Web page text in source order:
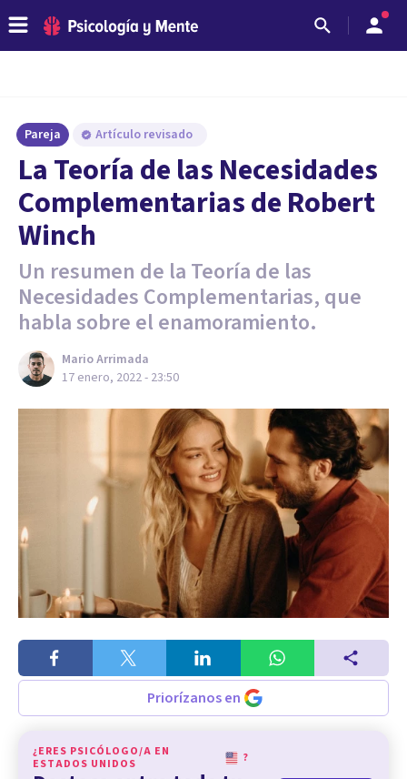
Pareja Artículo revisado
La Teoría de las Necesidades
Complementarias de Robert
Winch
Un resumen de la Teoría de las
Necesidades Complementarias, que
habla sobre el enamoramiento.
Mario Arrimada
17 enero, 2022 - 23:50
Priorízanos en
¿ERES PSICÓLOGO/A EN
ESTADOS UNIDOS
?